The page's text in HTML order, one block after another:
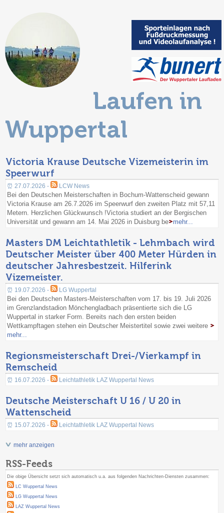
Laufen in
Wuppertal
Victoria Krause Deutsche Vizemeisterin im
Speerwurf
⏰ 27.07.2026 - LCW News
Bei den Deutschen Meisterschaften in Bochum-Wattenscheid gewann
Victoria Krause am 26.7.2026 im Speerwurf den zweiten Platz mit 57,11
Metern. Herzlichen Glückwunsch !Victoria studiert an der Bergischen
Universität und gewann am 14. Mai 2026 in Duisburg be
mehr...
Masters DM Leichtathletik - Lehmbach wird
Deutscher Meister über 400 Meter Hürden in
deutscher Jahresbestzeit. Hilferink
Vizemeister.
⏰ 19.07.2026 - LG Wuppertal
Bei den Deutschen Masters-Meisterschaften vom 17. bis 19. Juli 2026
im Grenzlandstadion Mönchengladbach präsentierte sich die LG
Wuppertal in starker Form. Bereits nach den ersten beiden
Wettkampftagen stehen ein Deutscher Meistertitel sowie zwei weitere
mehr...
Regionsmeisterschaft Drei-/Vierkampf in
Remscheid
⏰ 16.07.2026 - Leichtathletik LAZ Wuppertal News
Deutsche Meisterschaft U 16 / U 20 in
Wattenscheid
⏰ 15.07.2026 - Leichtathletik LAZ Wuppertal News
mehr anzeigen
RSS-Feeds
Die obige Übersicht setzt sich automatisch u.a. aus folgenden Nachrichten-Diensten zusammen:
LC Wuppertal News
LG Wuppertal News
LAZ Wuppertal News